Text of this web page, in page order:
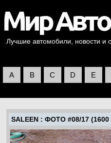
Лучшие автомобили, новости и
A B C D E
SALEEN : ФОТО #08/17 (1600